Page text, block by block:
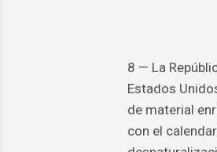
8 — La
Estados
de material
con el